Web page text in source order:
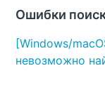
Ошибки
[Windows/
невозможно